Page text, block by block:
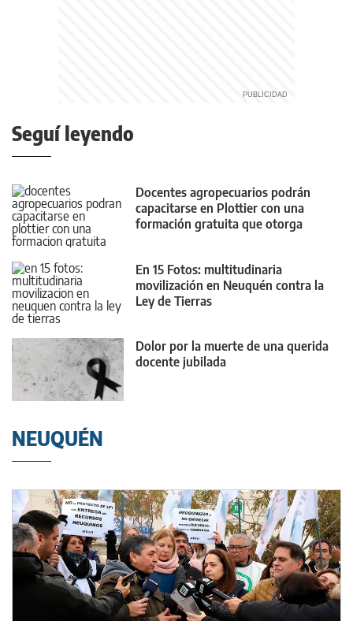
Seguí leyendo
Docentes agropecuarios podrán
capacitarse en Plottier con una
formación gratuita que otorga
En 15 Fotos: multitudinaria
movilización en Neuquén contra la
Ley de Tierras
Dolor por la muerte de una querida
docente jubilada
NEUQUÉN